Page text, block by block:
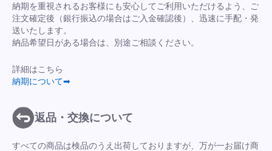
納期を重視されるお客様にも安心してご利用いただけるよう、ご
注文確定後（銀行振込の場合はご入金確認後）、迅速に手配・発
送いたします。
納品希望日がある場合は、別途ご相談ください。
詳細はこちら
納期について➡
返品・交換について
すべての商品は検品のうえ出荷しておりますが、万が一お届け商